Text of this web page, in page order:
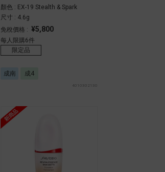
顏色 : EX-19 Stealth & Spark
尺寸 : 4.6g
免稅價格 : ¥5,800
每人限購6件
限定品
成南 成4
4010302130